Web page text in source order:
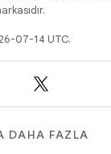
07-14 UTC.
DAHA FAZLA